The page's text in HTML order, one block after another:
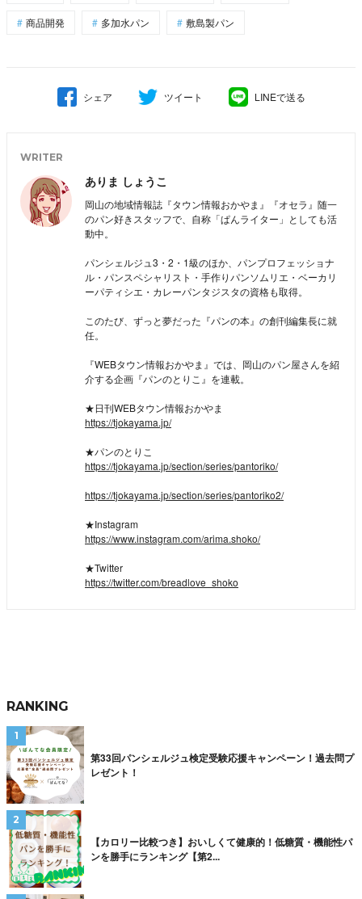
商品開発 多加水パン 敷島製パン
シェア ツイート LINEで送る
WRITER
ありま しょうこ
岡山の地域情報誌『タウン情報おかやま』『オセラ』随一
のパン好きスタッフで、自称「ぱんライター」としても活
動中。
パンシェルジュ3・2・1級のほか、パンプロフェッショナ
ル・パンスペシャリスト・手作りパンソムリエ・ベーカリ
ーパティシエ・カレーパンタジスタの資格も取得。
このたび、ずっと夢だった『パンの本』の創刊編集長に就
任。
『WEBタウン情報おかやま』では、岡山のパン屋さんを紹
介する企画『パンのとりこ』を連載。
★日刊WEBタウン情報おかやま
https://tjokayama.jp/
★パンのとりこ
https://tjokayama.jp/section/series/pantoriko/
https://tjokayama.jp/section/series/pantoriko2/
★Instagram
https://www.instagram.com/arima.shoko/
★Twitter
https://twitter.com/breadlove_shoko
RANKING
第33回パンシェルジュ検定受験応援キャンペーン！過去問プ
レゼント！
【カロリー比較つき】おいしくて健康的！低糖質・機能性パ
ンを勝手にランキング【第2...